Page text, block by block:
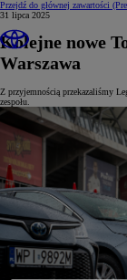
Przejdź do głównej zawartości
31 lipca 2025
Kolejne nowe
Warszawa
Z przyjemnością przekazaliśmy
zespołu.